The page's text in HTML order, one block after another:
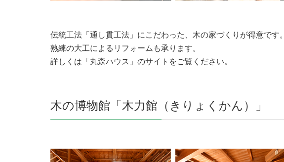
伝統工法「通し貫工法」にこだわった、木の家づくりが得意です。
熟練の大工によるリフォームも承ります。
詳しくは「丸森ハウス」のサイトをご覧ください。
木の博物館「木力館（きりょくかん）」